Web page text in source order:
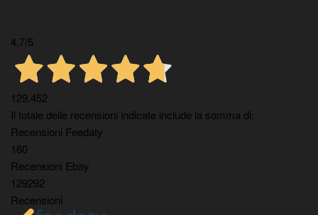
4,7/5
129.452
Il totale delle recensioni indicate include la somma di:
Recensioni Feedaty
160
Recensioni Ebay
129292
Recensioni